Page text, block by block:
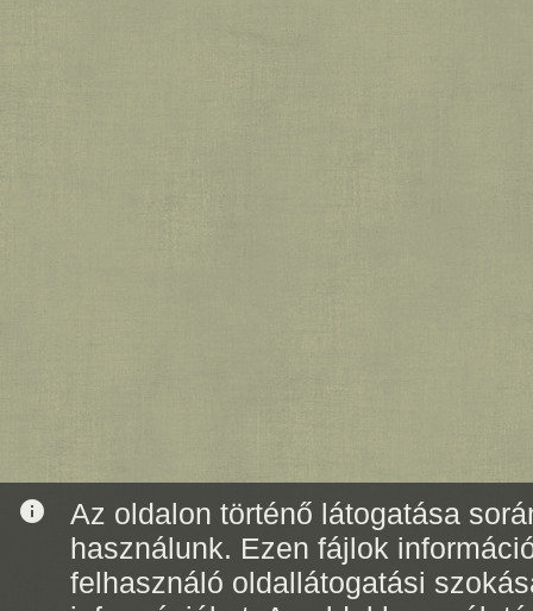
info
Az oldalon történő látogatása
használunk. Ezen fájlok
felhasználó oldallátogatási